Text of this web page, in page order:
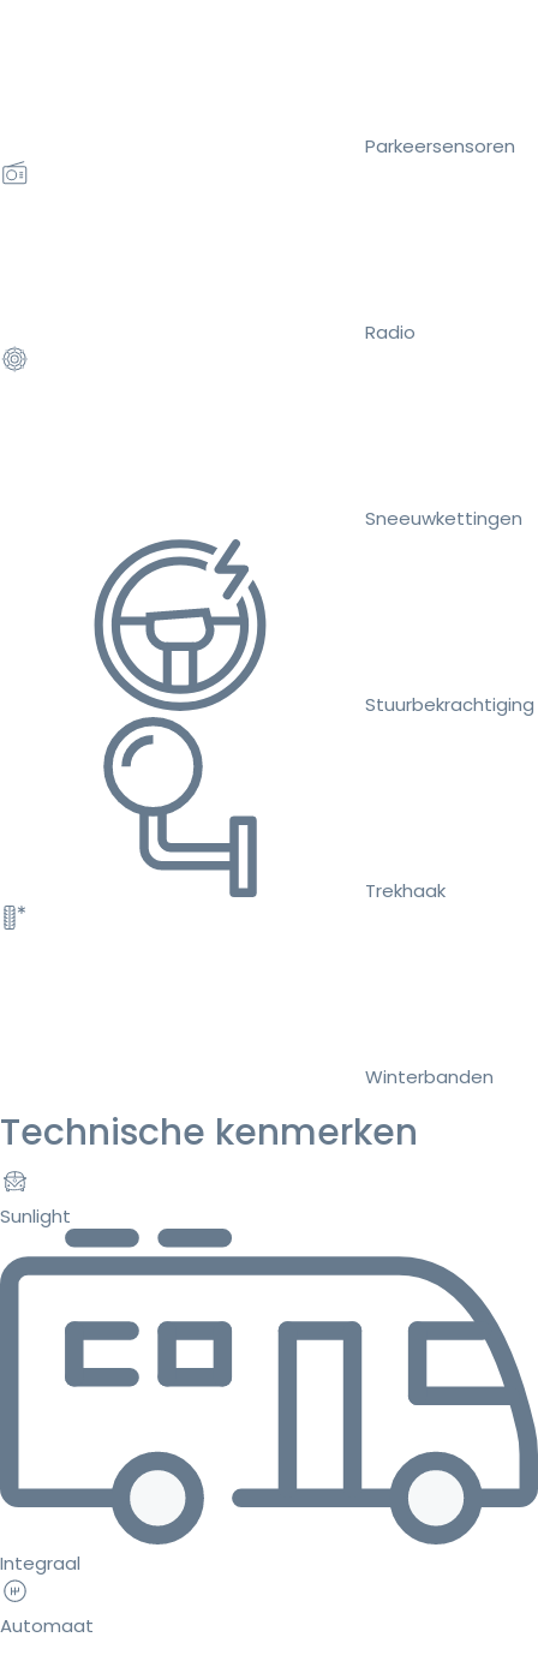
Parkeersensoren
Radio
Sneeuwkettingen
Stuurbekrachtiging
Trekhaak
Winterbanden
Technische kenmerken
Sunlight
Integraal
Automaat